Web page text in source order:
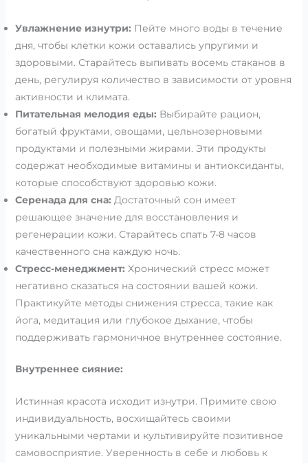
Увлажнение изнутри: Пейте много воды в течение
дня, чтобы клетки кожи оставались упругими и
здоровыми. Старайтесь выпивать восемь стаканов в
день, регулируя количество в зависимости от уровня
активности и климата.
Питательная мелодия еды: Выбирайте рацион,
богатый фруктами, овощами, цельнозерновыми
продуктами и полезными жирами. Эти продукты
содержат необходимые витамины и антиоксиданты,
которые способствуют здоровью кожи.
Серенада для сна: Достаточный сон имеет
решающее значение для восстановления и
регенерации кожи. Старайтесь спать 7-8 часов
качественного сна каждую ночь.
Стресс-менеджмент: Хронический стресс может
негативно сказаться на состоянии вашей кожи.
Практикуйте методы снижения стресса, такие как
йога, медитация или глубокое дыхание, чтобы
поддерживать гармоничное внутреннее состояние.
Внутреннее сияние:
Истинная красота исходит изнутри. Примите свою
индивидуальность, восхищайтесь своими
уникальными чертами и культивируйте позитивное
самовосприятие. Уверенность в себе и любовь к